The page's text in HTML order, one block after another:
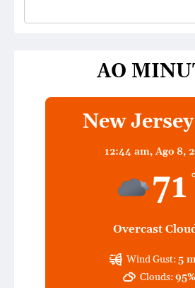
AO
New
12:44 am, Ago 8,
71
Overcast
Wind Gust:5
Clouds:95%